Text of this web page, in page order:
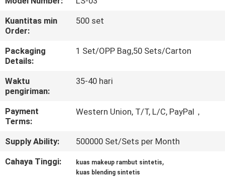
PABRIK
KONTROL
KUALITAS
SITEMAP
PRIVACY
POLICY
Kuantitas min
Order:
500 set
Packaging
Details:
1 Set/OPP Bag,50 Sets/Carton
Waktu
pengiriman:
35-40 hari
Payment
Terms:
Western Union, T/T, L/C, PayPal，
Supply Ability:
500000 Set/Sets per Month
Cahaya Tinggi:
kuas makeup rambut sintetis,
kuas blending sintetis